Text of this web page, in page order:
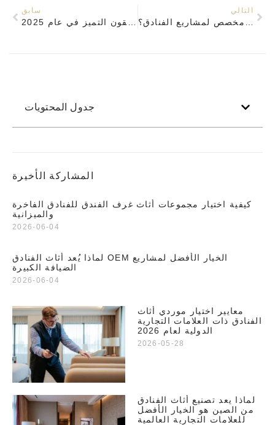
سابق التالي
جدول المحتويات
المشاركة الأخيرة
كيفية اختيار مجموعات أثاث غرف الفندق للفنادق الفاخرة
والميزانية
2026-06-04
لماذا يُعد أثاث الفنادق OEM الخيار الأفضل لمشاريع
الضيافة الكبيرة
2026-06-04
معايير اختيار موردي أثاث
الفنادق ذات العلامات التجارية
الدولية لعام 2026
2026-05-28
لماذا يعد تصنيع أثاث الفنادق
من الصين هو الخيار الأفضل
للعلامات التجارية العالمية